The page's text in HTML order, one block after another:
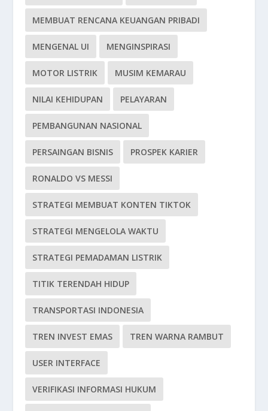
MEMBUAT RENCANA KEUANGAN PRIBADI
MENGENAL UI MENGINSPIRASI
MOTOR LISTRIK MUSIM KEMARAU
NILAI KEHIDUPAN PELAYARAN
PEMBANGUNAN NASIONAL
PERSAINGAN BISNIS PROSPEK KARIER
RONALDO VS MESSI
STRATEGI MEMBUAT KONTEN TIKTOK
STRATEGI MENGELOLA WAKTU
STRATEGI PEMADAMAN LISTRIK
TITIK TERENDAH HIDUP
TRANSPORTASI INDONESIA
TREN INVEST EMAS TREN WARNA RAMBUT
USER INTERFACE
VERIFIKASI INFORMASI HUKUM